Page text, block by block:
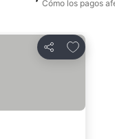
Cómo los pagos
Compartir
Agregar